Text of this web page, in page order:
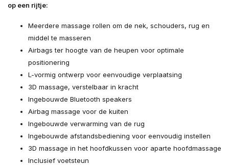
op een rijtje:
Meerdere massage rollen om de nek, schouders, rug en
middel te masseren
Airbags ter hoogte van de heupen voor optimale
positionering
L-vormig ontwerp voor eenvoudige verplaatsing
3D massage, verstelbaar in kracht
Ingebouwde Bluetooth speakers
Airbag massage voor de kuiten
Ingebouwde verwarming van de rug
Ingebouwde afstandsbediening voor eenvoudig instellen
3D massage in het hoofdkussen voor aparte hoofdmassage
Inclusief voetsteun